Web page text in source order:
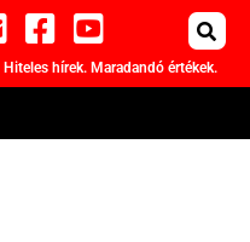
Hiteles hírek. Maradandó értékek.